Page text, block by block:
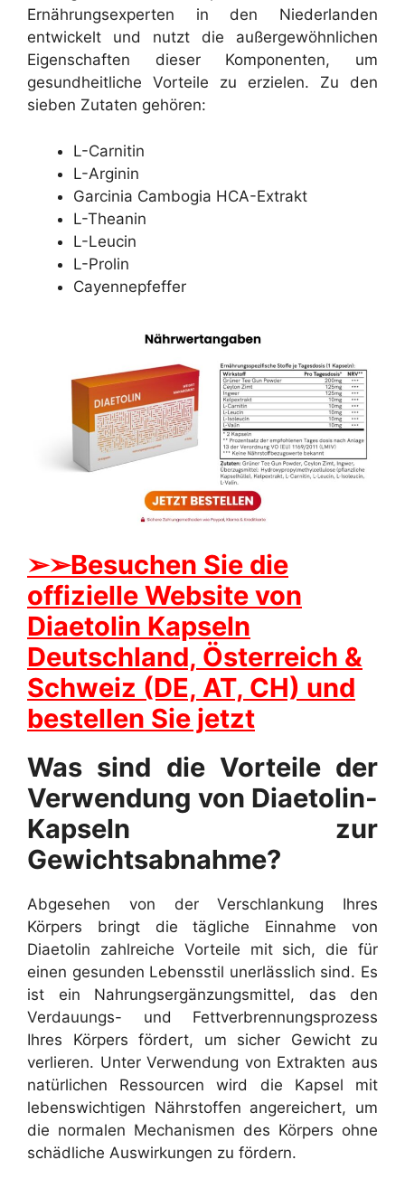
Ernährungsexperten in den Niederlanden
entwickelt und nutzt die außergewöhnlichen
Eigenschaften dieser Komponenten, um
gesundheitliche Vorteile zu erzielen. Zu den
sieben Zutaten gehören:
L-Carnitin
L-Arginin
Garcinia Cambogia HCA-Extrakt
L-Theanin
L-Leucin
L-Prolin
Cayennepfeffer
➢➢Besuchen Sie die
offizielle Website von
Diaetolin Kapseln
Deutschland, Österreich &
Schweiz (DE, AT, CH) und
bestellen Sie jetzt
Was sind die Vorteile der
Verwendung von Diaetolin-
Kapseln zur
Gewichtsabnahme?
Abgesehen von der Verschlankung Ihres
Körpers bringt die tägliche Einnahme von
Diaetolin zahlreiche Vorteile mit sich, die für
einen gesunden Lebensstil unerlässlich sind. Es
ist ein Nahrungsergänzungsmittel, das den
Verdauungs- und Fettverbrennungsprozess
Ihres Körpers fördert, um sicher Gewicht zu
verlieren. Unter Verwendung von Extrakten aus
natürlichen Ressourcen wird die Kapsel mit
lebenswichtigen Nährstoffen angereichert, um
die normalen Mechanismen des Körpers ohne
schädliche Auswirkungen zu fördern.